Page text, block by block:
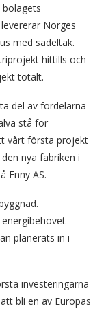
Norges
med sadeltak.
hittills och
totalt.
del av fördelarna
stå för
vårt första projekt
nya fabriken i
Enny AS.
planerats in i
investeringarna
bli en av Europas